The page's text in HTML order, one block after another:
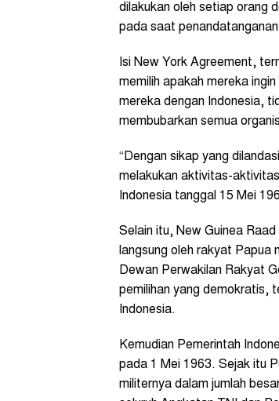
dilakukan oleh setiap orang
pada saat
Isi New York Agreement,
memilih apakah mereka
mereka dengan Indonesia,
membubarkan semua
“Dengan sikap yang
melakukan aktivitas-
Indonesia tanggal 15 Mei
Selain itu, New Guinea
langsung oleh rakyat Papua
Dewan Perwakilan Rakyat
pemilihan yang demokratis,
Indonesia.
Kemudian Pemerintah
pada 1 Mei 1963. Sejak itu
militernya dalam jumlah